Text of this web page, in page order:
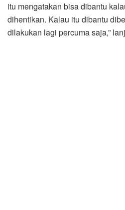
itu mengatakan bisa dibantu
dihentikan. Kalau itu dibantu
dilakukan lagi percuma saja,”